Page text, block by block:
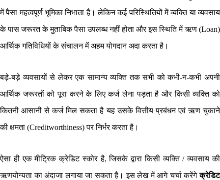
में पैसा महत्वपूर्ण भूमिका निभाता है। लेकिन कई परिस्थितियों में व्यक्ति या व्यवसाय
के पास जरूरत के मुताबिक पैसा उपलब्ध नहीं होता और इस स्थिति में ऋण (Loan)
आर्थिक गतिविधियों के संचालन में अहम योगदान अदा करता है।
बड़े-बड़े व्यवसायों से लेकर एक सामान्य व्यक्ति तक सभी को कभी-न-कभी अपनी
आर्थिक जरूरतों को पूरा करने के लिए कर्ज लेना पड़ता है और किसी व्यक्ति को
कितनी आसानी से कर्ज मिल सकता है यह उसके वित्तीय प्रबंधन एवं ऋण चुकाने
की क्षमता (Creditworthiness) पर निर्भर करता है।
ऐसा ही एक मीट्रिक क्रेडिट स्कोर है, जिसके द्वारा किसी व्यक्ति / व्यवसाय की
ऋणयोग्यता का अंदाजा लगाया जा सकता है। इस लेख में आगे चर्चा करेंगेक्रेडिट